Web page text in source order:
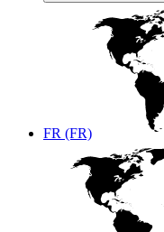
FR (FR)